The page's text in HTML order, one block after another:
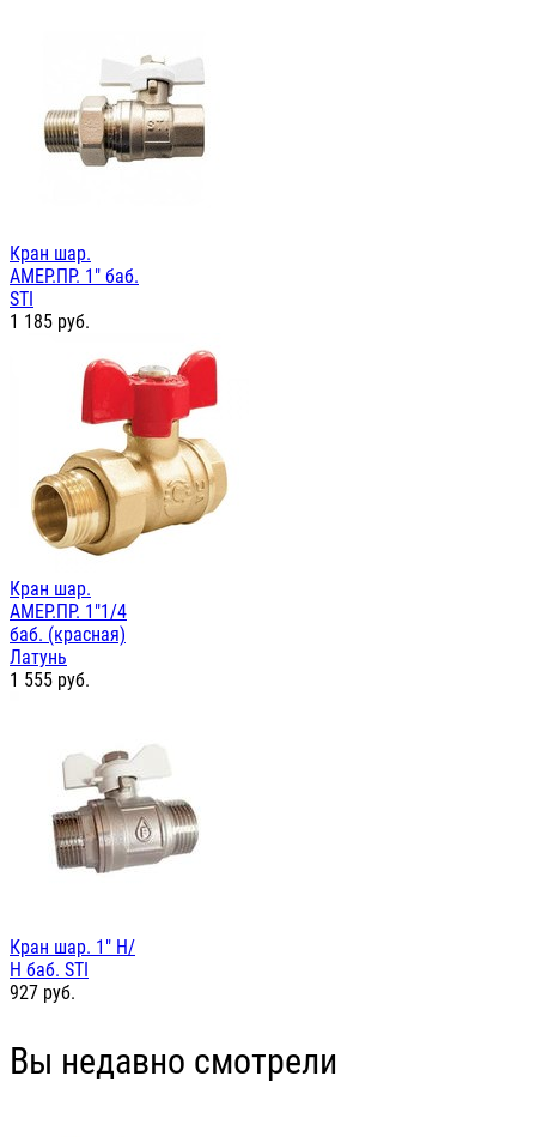
Кран шар.
АМЕР.ПР. 1" баб.
STI
1 185 руб.
Кран шар.
АМЕР.ПР. 1"1/4
баб. (красная)
Латунь
1 555 руб.
Кран шар. 1" Н/
Н баб. STI
927 руб.
Вы недавно смотрели